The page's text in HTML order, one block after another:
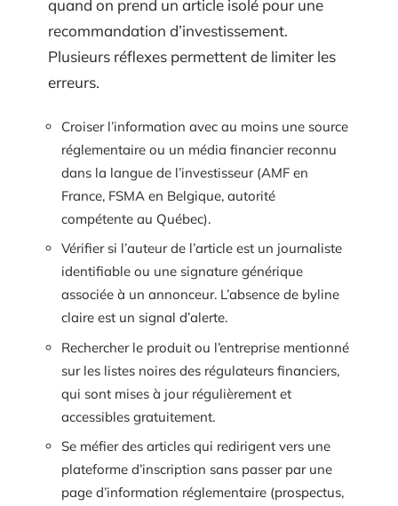
quand on prend un article isolé pour une
recommandation d’investissement.
Plusieurs réflexes permettent de limiter les
erreurs.
Croiser l’information avec au moins une source
réglementaire ou un média financier reconnu
dans la langue de l’investisseur (AMF en
France, FSMA en Belgique, autorité
compétente au Québec).
Vérifier si l’auteur de l’article est un journaliste
identifiable ou une signature générique
associée à un annonceur. L’absence de byline
claire est un signal d’alerte.
Rechercher le produit ou l’entreprise mentionné
sur les listes noires des régulateurs financiers,
qui sont mises à jour régulièrement et
accessibles gratuitement.
Se méfier des articles qui redirigent vers une
plateforme d’inscription sans passer par une
page d’information réglementaire (prospectus,